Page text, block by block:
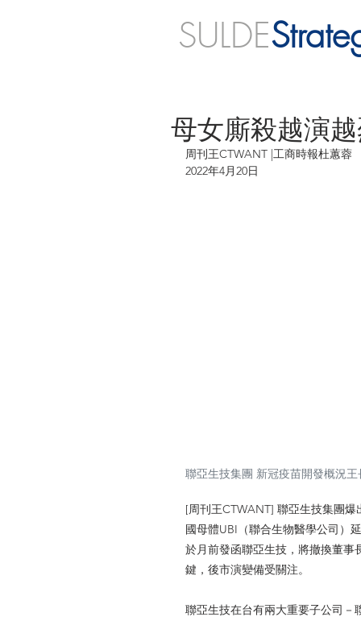
SULDE
母女廝殺越演
周刊王CTWANT |工商時報杜蕙蓉
2022年4月20日
聯亞生技集團 新冠疫苗開發概況王
[周刊王CTWANT] 聯亞生技集團
國母體UBI（聯合生物醫學公司）
於月前發函聯亞生技，將撤換董事
鍵，後市演變備受關注。
聯亞生技在台有兩大重要子公司－